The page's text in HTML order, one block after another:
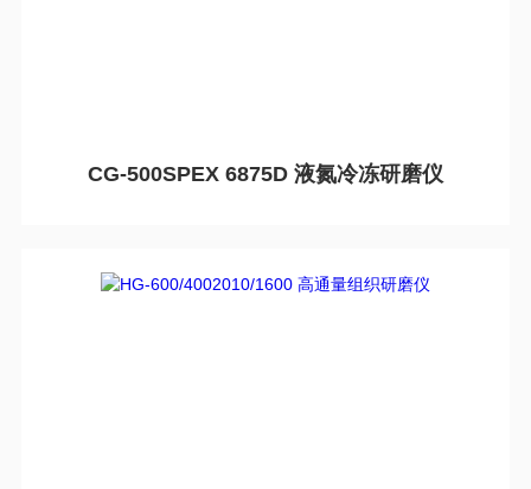
CG-500SPEX 6875D 液氮冷冻研磨仪